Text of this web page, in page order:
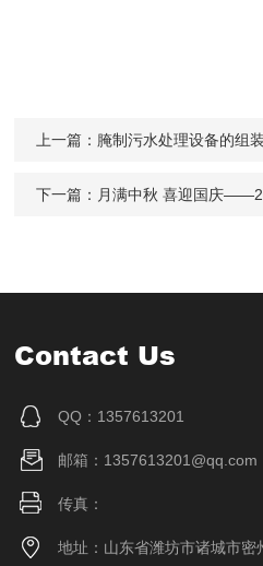
上一篇： 腌制污水处理设备的组
下一篇： 月满中秋 喜迎国庆
Contact Us
QQ：1357613201
邮箱：1357613201@qq.com
传真：
地址：山东省潍坊市诸城市密